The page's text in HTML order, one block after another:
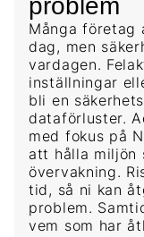
problem
Många företag
dag, men
vardagen.
inställningar
bli en
dataförluster.
med fokus på
att hålla miljön
övervakning.
tid, så ni kan
problem.
vem som har